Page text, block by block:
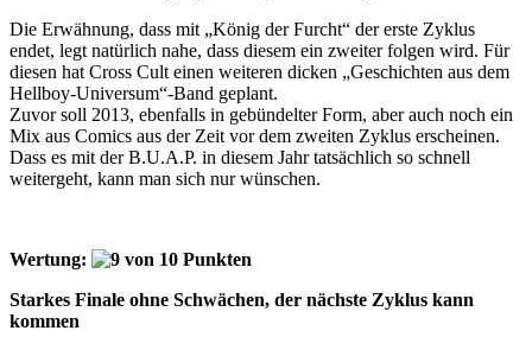
Die Erwähnung, dass mit „König der Furcht“ der erste Zyklus
endet, legt natürlich nahe, dass diesem ein zweiter folgen wird. Für
diesen hat Cross Cult einen weiteren dicken „Geschichten aus dem
Hellboy-Universum“-Band geplant.
Zuvor soll 2013, ebenfalls in gebündelter Form, aber auch noch ein
Mix aus Comics aus der Zeit vor dem zweiten Zyklus erscheinen.
Dass es mit der B.U.A.P. in diesem Jahr tatsächlich so schnell
weitergeht, kann man sich nur wünschen.
Wertung:
Starkes Finale ohne Schwächen, der nächste Zyklus kann
kommen